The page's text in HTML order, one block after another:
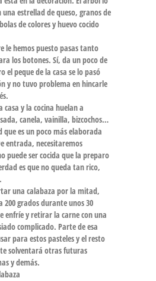
estrellad de queso, granos de
de colores y huevo cocido
le hemos puesto pasas tanto
los botones. Sí, da un poco de
el peque de la casa se lo pasó
y no tuvo problema en hincarle
casa y la cocina huelan a
canela, vainilla, bizcochos…
que es un poco más elaborada
entrada, necesitaremos
puede ser cocida que la preparo
es que no queda tan rico,
una calabaza por la mitad,
grados durante unos 30
enfríe y retirar la carne con una
complicado. Parte de esa
para estos pasteles y el resto
solventará otras futuras
y demás.